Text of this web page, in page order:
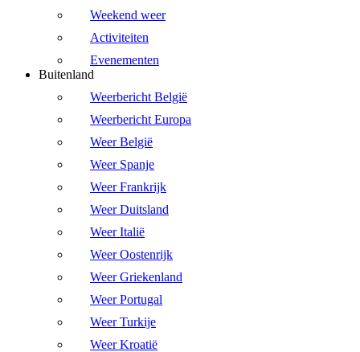
Weekend weer
Activiteiten
Evenementen
Buitenland
Weerbericht België
Weerbericht Europa
Weer België
Weer Spanje
Weer Frankrijk
Weer Duitsland
Weer Italië
Weer Oostenrijk
Weer Griekenland
Weer Portugal
Weer Turkije
Weer Kroatië